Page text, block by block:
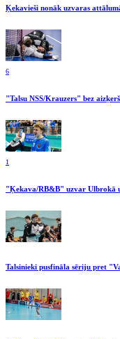
Ķekavieši nonāk uzvaras
6
"Talsu NSS/Krauzers" bez
1
"Ķekava/RB&B" uzvar Ulbrokā
Talsinieki pusfināla sēriju pret